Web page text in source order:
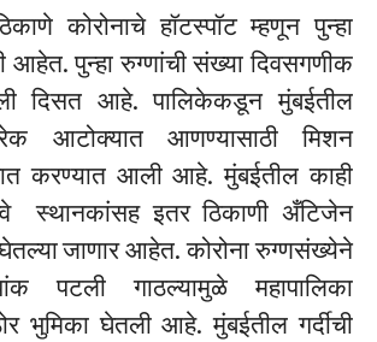
कोरोनाचे हॉटस्पॉट म्हणून पुन्हा
आहेत. पुन्हा रुग्णांची संख्या दिवसगणीक
दिसत आहे. पालिकेकडून मुंबईतील
आटोक्यात आणण्यासाठी मिशन
करण्यात आली आहे. मुंबईतील काही
स्थानकांसह इतर ठिकाणी अँटिजेन
जाणार आहेत. कोरोना रुग्णसंख्येने
पटली गाठल्यामुळे महापालिका
भुमिका घेतली आहे. मुंबईतील गर्दीची